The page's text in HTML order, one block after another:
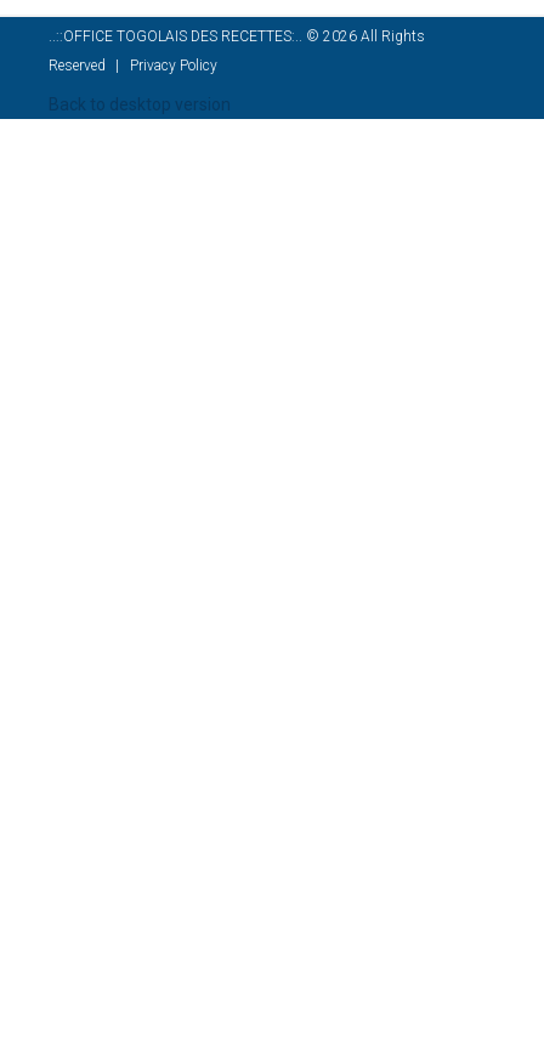
..::OFFICE TOGOLAIS DES RECETTES:.. © 2026 All Rights
Reserved
Privacy Policy
Back to desktop version